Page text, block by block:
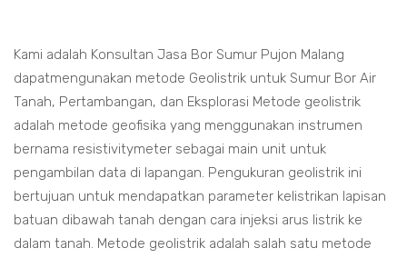
Kami adalah Konsultan Jasa Bor Sumur Pujon Malang
dapatmengunakan metode Geolistrik untuk Sumur Bor Air
Tanah, Pertambangan, dan Eksplorasi Metode geolistrik
adalah metode geofisika yang menggunakan instrumen
bernama resistivitymeter sebagai main unit untuk
pengambilan data di lapangan. Pengukuran geolistrik ini
bertujuan untuk mendapatkan parameter kelistrikan lapisan
batuan dibawah tanah dengan cara injeksi arus listrik ke
dalam tanah. Metode geolistrik adalah salah satu metode